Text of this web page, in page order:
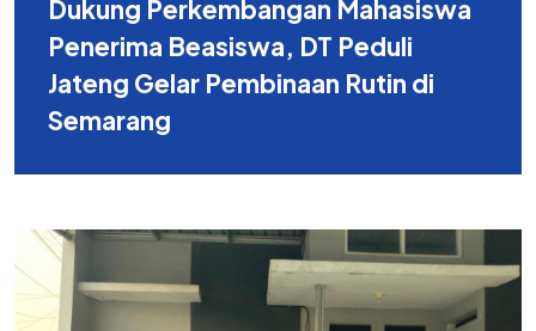
Dukung Perkembangan Mahasiswa
Penerima Beasiswa, DT Peduli
Jateng Gelar Pembinaan Rutin di
Semarang